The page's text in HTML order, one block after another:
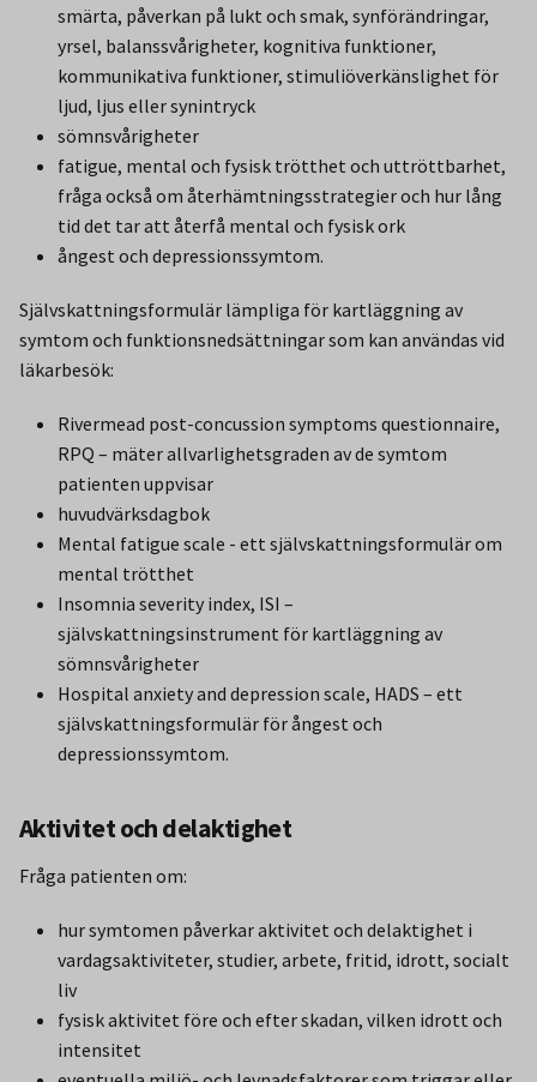
smärta, påverkan på lukt och smak, synförändringar,
yrsel, balanssvårigheter, kognitiva funktioner,
kommunikativa funktioner, stimuliöverkänslighet för
ljud, ljus eller synintryck
sömnsvårigheter
fatigue, mental och fysisk trötthet och uttröttbarhet,
fråga också om återhämtningsstrategier och hur lång
tid det tar att återfå mental och fysisk ork
ångest och depressionssymtom.
Självskattningsformulär lämpliga för kartläggning av
symtom och funktionsnedsättningar som kan användas vid
läkarbesök:
Rivermead post-concussion symptoms questionnaire,
RPQ – mäter allvarlighetsgraden av de symtom
patienten uppvisar
huvudvärksdagbok
Mental fatigue scale - ett självskattningsformulär om
mental trötthet
Insomnia severity index, ISI –
självskattningsinstrument för kartläggning av
sömnsvårigheter
Hospital anxiety and depression scale, HADS – ett
självskattningsformulär för ångest och
depressionssymtom.
Aktivitet och delaktighet
Fråga patienten om:
hur symtomen påverkar aktivitet och delaktighet i
vardagsaktiviteter, studier, arbete, fritid, idrott, socialt
liv
fysisk aktivitet före och efter skadan, vilken idrott och
intensitet